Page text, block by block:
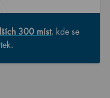
300 míst, kde se